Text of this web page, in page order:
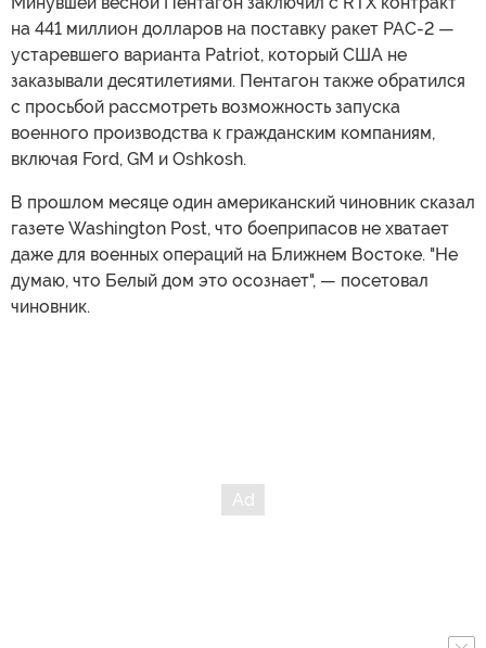
на 441 миллион долларов на поставку ракет PAC-2 —
устаревшего варианта Patriot, который США не
заказывали десятилетиями. Пентагон также обратился
с просьбой рассмотреть возможность запуска
военного производства к гражданским компаниям,
включая Ford, GM и Oshkosh.
В прошлом месяце один американский чиновник сказал
газете Washington Post, что боеприпасов не хватает
даже для военных операций на Ближнем Востоке. "Не
думаю, что Белый дом это осознает", — посетовал
чиновник.